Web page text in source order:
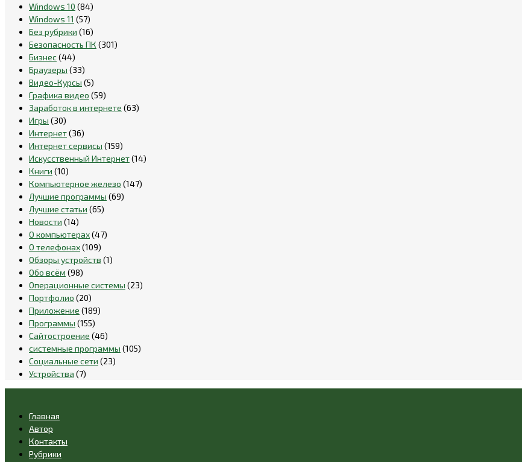
Windows 10 (84)
Windows 11 (57)
Без рубрики (16)
Безопасность ПК (301)
Бизнес (44)
Браузеры (33)
Видео-Курсы (5)
Графика видео (59)
Заработок в интернете (63)
Игры (30)
Интернет(36)
Интернет сервисы (159)
Искусственный Интернет(14)
Книги (10)
Компьютерное железо (147)
Лучшие программы (69)
Лучшие статьи (65)
Новости (14)
О компьютерах(47)
О телефонах(109)
Обзоры устройств (1)
Обо всём (98)
Операционные системы (23)
Портфолио (20)
Приложение (189)
Программы (155)
Сайтостроение (46)
системные программы (105)
Социальные сети (23)
Устройства (7)
Главная
Автор
Контакты
Рубрики